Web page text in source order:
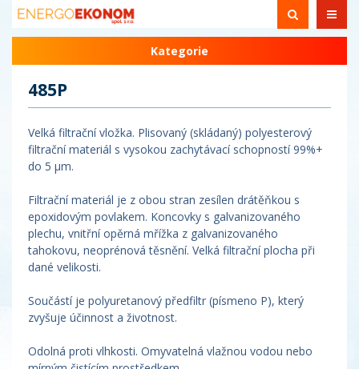
Kategorie
485P
Velká filtrační vložka. Plisovaný (skládaný) polyesterový
filtrační materiál s vysokou zachytávací schopností 99%+
do 5 µm.
Filtrační materiál je z obou stran zesílen drátěňkou s
epoxidovým povlakem. Koncovky s galvanizovaného
plechu, vnitřní opěrná mřížka z galvanizovaného
tahokovu, neoprénová těsnění. Velká filtrační plocha při
dané velikosti.
Součástí je polyuretanový předfiltr (písmeno P), který
zvyšuje účinnost a životnost.
Odolná proti vlhkosti. Omyvatelná vlažnou vodou nebo